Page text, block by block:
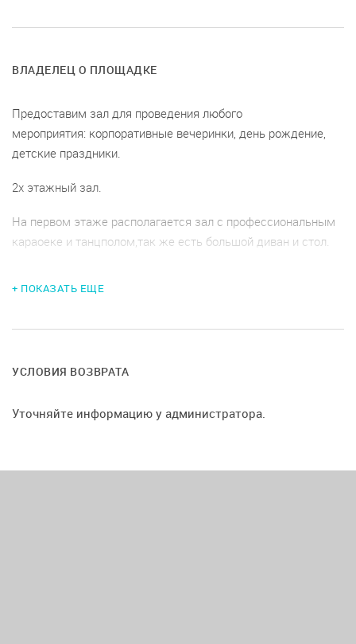
ВЛАДЕЛЕЦ О ПЛОЩАДКЕ
Предоставим зал для проведения любого
мероприятия: корпоративные вечеринки, день рождение,
детские праздники.
2х этажный зал.
На первом этаже располагается зал с профессиональным
караоеке и танцполом,так же есть большой диван и стол.
посадку гостей.
Если мероприятие в формате *вечеринка*, можно
+ ПОКАЗАТЬ ЕЩЕ
УСЛОВИЯ ВОЗВРАТА
Уточняйте информацию у администратора.